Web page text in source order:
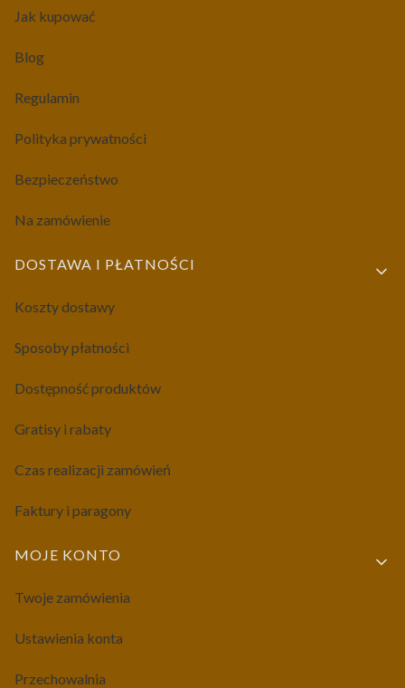
Jak kupować
Blog
Regulamin
Polityka prywatności
Bezpieczeństwo
Na zamówienie
DOSTAWA I PŁATNOŚCI
Koszty dostawy
Sposoby płatności
Dostępność produktów
Gratisy i rabaty
Czas realizacji zamówień
Faktury i paragony
MOJE KONTO
Twoje zamówienia
Ustawienia konta
Przechowalnia